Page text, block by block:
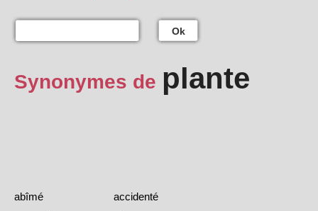
Ok
Synonymes de plante
abîmé
accidenté